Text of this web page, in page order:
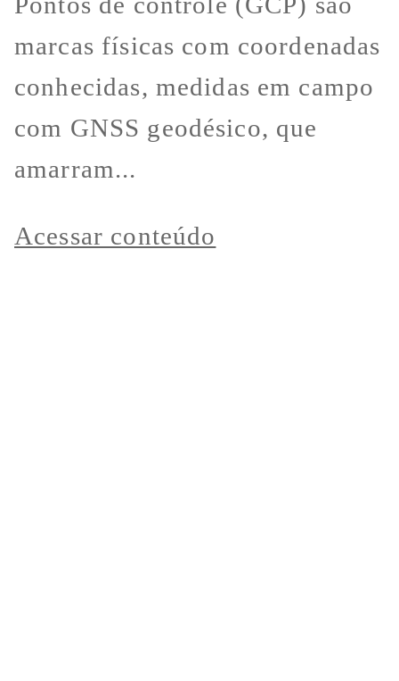
marcas físicas com coordenadas
conhecidas, medidas em campo
com GNSS geodésico, que
amarram...
Acessar conteúdo